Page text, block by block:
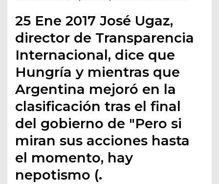
25 Ene 2017 José Ugaz,
director de Transparencia
Internacional, dice que
Hungría y mientras que
Argentina mejoró en la
clasificación tras el final
del gobierno de "Pero si
miran sus acciones hasta
el momento, hay
nepotismo (.